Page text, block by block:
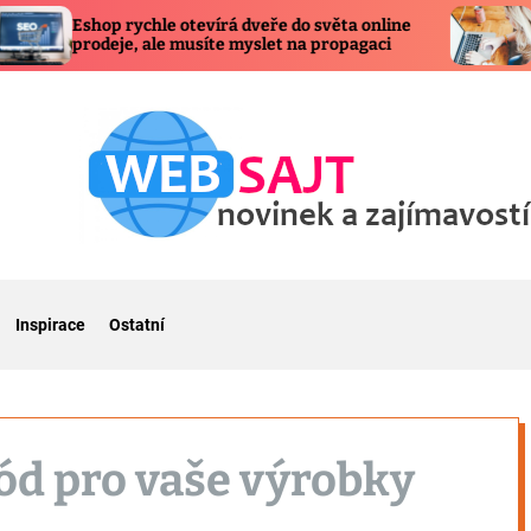
Eshop rychle otevírá dveře do světa online
prodeje, ale musíte myslet na propagaci
smysl a
Inspirace Ostatní
pro vaše výrobky